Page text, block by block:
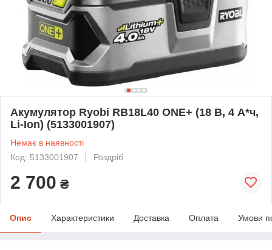
Акумулятор Ryobi RB18L40 ONE+ (18 В, 4 А*ч,
Li-Ion) (5133001907)
Немає в наявності
Код: 5133001907
Роздріб
2 700 ₴
Опис Характеристики Доставка Оплата Умови